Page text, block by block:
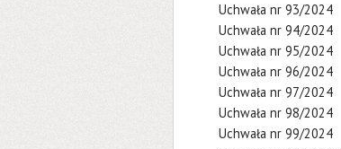
Uchwała nr 93/2024
Uchwała nr 94/2024
Uchwała nr 95/2024
Uchwała nr 96/2024
Uchwała nr 97/2024
Uchwała nr 98/2024
Uchwała nr 99/2024